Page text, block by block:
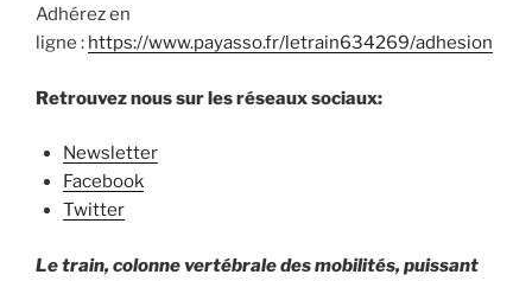
Adhérez en
ligne : https://www.payasso.fr/letrain634269/adhesion
Retrouvez nous sur les réseaux sociaux:
Newsletter
Facebook
Twitter
Le train, colonne vertébrale des mobilités, puissant